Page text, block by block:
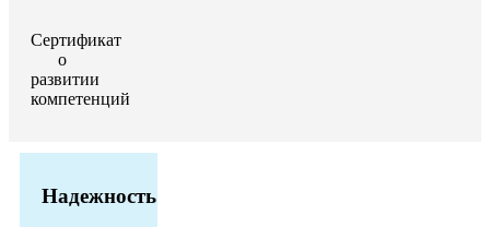
Сертификат
о
развитии
компетенций
Надежность